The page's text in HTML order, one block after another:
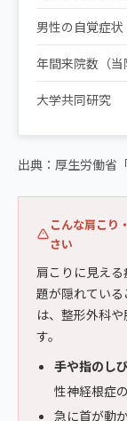
男性の自覚症状
年間来院数（当
大学共同研究
出典：厚生労働省
こんな肩こり
さい
肩こりに見え
題が隠れてい
は、整形外科
す。
手や指のし
性神経根症
急に首が動